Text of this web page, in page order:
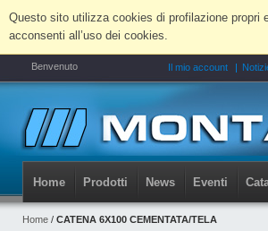
Questo sito utilizza cookies di profilazione propri
acconsenti all’uso dei cookies.
Benvenuto Il mio account
Home Prodotti News Eventi
Home / CATENA 6X100 CEMENTATA/TELA